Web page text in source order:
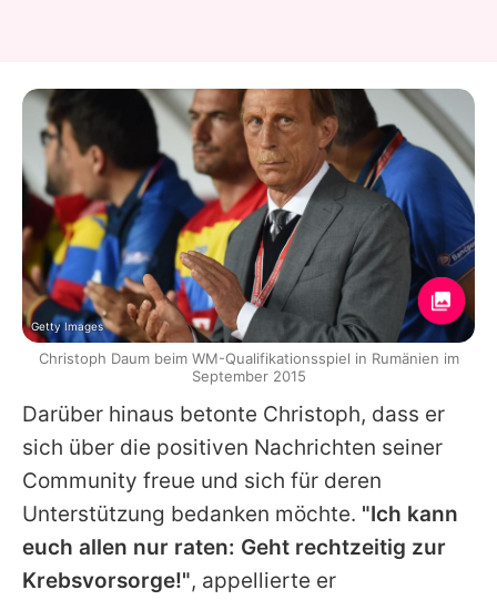
Darüber hinaus betonte Christoph, dass er
sich über die positiven Nachrichten seiner
Community freue und sich für deren
Unterstützung bedanken möchte. "Ich kann
euch allen nur raten: Geht rechtzeitig zur
Krebsvorsorge!", appellierte er
Getty Images
Christoph Daum beim WM-Qualifikationsspiel in Rumänien im
September 2015